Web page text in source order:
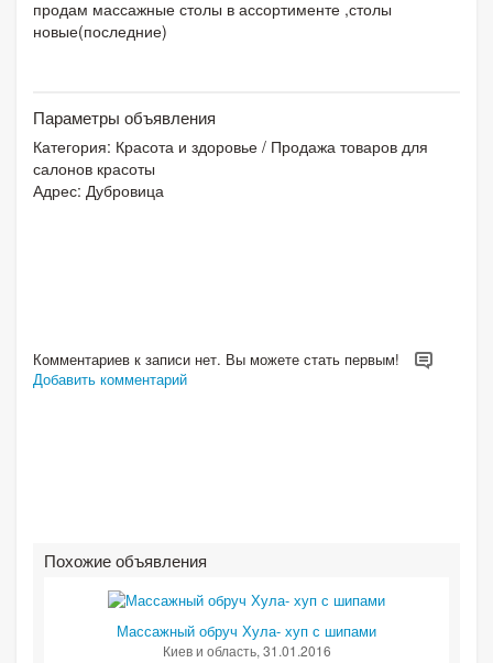
продам массажные столы в ассортименте ,столы
новые(последние)
Параметры объявления
Категория: Красота и здоровье / Продажа товаров для
салонов красоты
Адрес: Дубровица
Комментариев к записи нет. Вы можете стать первым!
Добавить комментарий
Похожие объявления
Массажный обруч Хула- хуп с шипами
Киев и область, 31.01.2016